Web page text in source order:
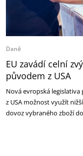
Daně
EU zavádí celní
původem z USA
Nová evropská
z USA možnost využít
dovoz vybraného zboží